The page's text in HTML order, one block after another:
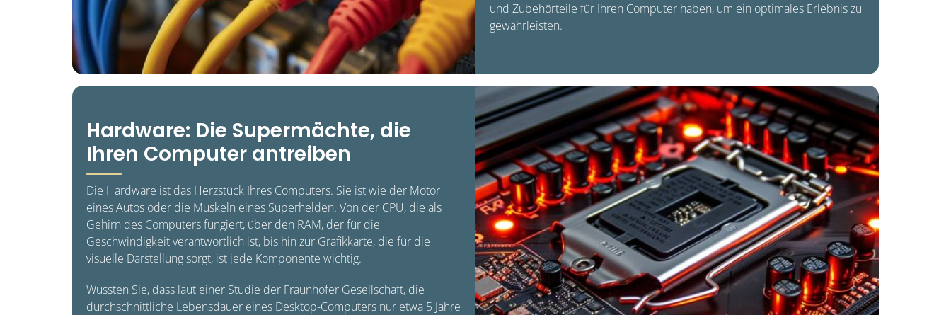
und Zubehörteile für Ihren Computer haben, um ein optimales Erlebnis zu
gewährleisten.
Hardware: Die Supermächte, die
Ihren Computer antreiben
Die Hardware ist das Herzstück Ihres Computers. Sie ist wie der Motor
eines Autos oder die Muskeln eines Superhelden. Von der CPU, die als
Gehirn des Computers fungiert, über den RAM, der für die
Geschwindigkeit verantwortlich ist, bis hin zur Grafikkarte, die für die
visuelle Darstellung sorgt, ist jede Komponente wichtig.
Wussten Sie, dass laut einer Studie der Fraunhofer Gesellschaft, die
durchschnittliche Lebensdauer eines Desktop-Computers nur etwa 5 Jahre